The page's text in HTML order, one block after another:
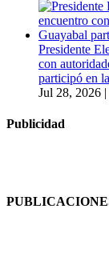
Presidente
con
participó en
Jul 28, 2026 |
Publicidad